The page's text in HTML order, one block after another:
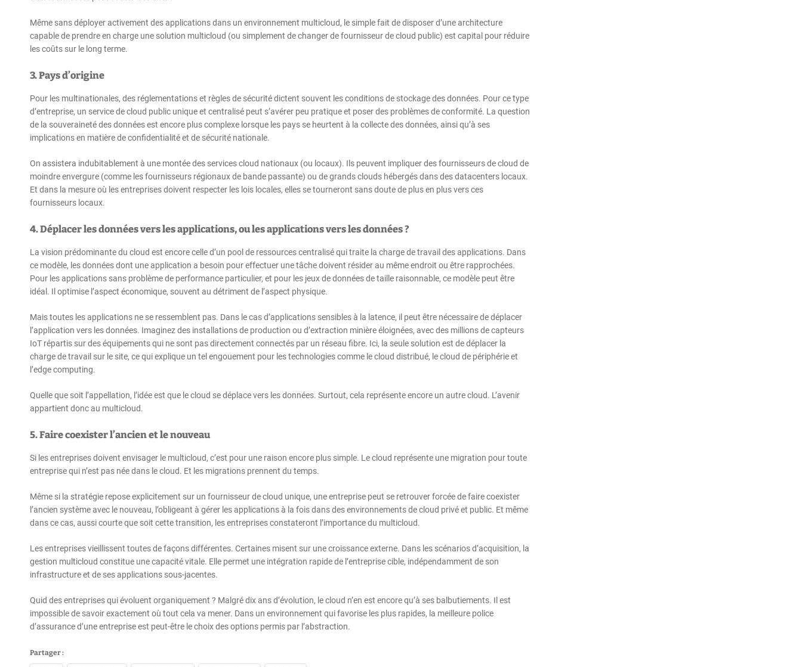
Même sans déployer activement des applications dans un environnement multicloud, le simple fait de disposer d’une architecture
capable de prendre en charge une solution multicloud (ou simplement de changer de fournisseur de cloud public) est capital pour réduire
les coûts sur le long terme.
3. Pays d’origine
Pour les multinationales, des réglementations et règles de sécurité dictent souvent les conditions de stockage des données. Pour ce type
d’entreprise, un service de cloud public unique et centralisé peut s’avérer peu pratique et poser des problèmes de conformité. La question
de la souveraineté des données est encore plus complexe lorsque les pays se heurtent à la collecte des données, ainsi qu’à ses
implications en matière de confidentialité et de sécurité nationale.
On assistera indubitablement à une montée des services cloud nationaux (ou locaux). Ils peuvent impliquer des fournisseurs de cloud de
moindre envergure (comme les fournisseurs régionaux de bande passante) ou de grands clouds hébergés dans des datacenters locaux.
Et dans la mesure où les entreprises doivent respecter les lois locales, elles se tourneront sans doute de plus en plus vers ces
fournisseurs locaux.
4. Déplacer les données vers les applications, ou les applications vers les données ?
La vision prédominante du cloud est encore celle d’un pool de ressources centralisé qui traite la charge de travail des applications. Dans
ce modèle, les données dont une application a besoin pour effectuer une tâche doivent résider au même endroit ou être rapprochées.
Pour les applications sans problème de performance particulier, et pour les jeux de données de taille raisonnable, ce modèle peut être
idéal. Il optimise l’aspect économique, souvent au détriment de l’aspect physique.
Mais toutes les applications ne se ressemblent pas. Dans le cas d’applications sensibles à la latence, il peut être nécessaire de déplacer
l’application vers les données. Imaginez des installations de production ou d’extraction minière éloignées, avec des millions de capteurs
IoT répartis sur des équipements qui ne sont pas directement connectés par un réseau fibre. Ici, la seule solution est de déplacer la
charge de travail sur le site, ce qui explique un tel engouement pour les technologies comme le cloud distribué, le cloud de périphérie et
l’edge computing.
Quelle que soit l’appellation, l’idée est que le cloud se déplace vers les données. Surtout, cela représente encore un autre cloud. L’avenir
appartient donc au multicloud.
5. Faire coexister l’ancien et le nouveau
Si les entreprises doivent envisager le multicloud, c’est pour une raison encore plus simple. Le cloud représente une migration pour toute
entreprise qui n’est pas née dans le cloud. Et les migrations prennent du temps.
Même si la stratégie repose explicitement sur un fournisseur de cloud unique, une entreprise peut se retrouver forcée de faire coexister
l’ancien système avec le nouveau, l’obligeant à gérer les applications à la fois dans des environnements de cloud privé et public. Et même
dans ce cas, aussi courte que soit cette transition, les entreprises constateront l’importance du multicloud.
Les entreprises vieillissent toutes de façons différentes. Certaines misent sur une croissance externe. Dans les scénarios d’acquisition, la
gestion multicloud constitue une capacité vitale. Elle permet une intégration rapide de l’entreprise cible, indépendamment de son
infrastructure et de ses applications sous-jacentes.
Quid des entreprises qui évoluent organiquement ? Malgré dix ans d’évolution, le cloud n’en est encore qu’à ses balbutiements. Il est
impossible de savoir exactement où tout cela va mener. Dans un environnement qui favorise les plus rapides, la meilleure police
d’assurance d’une entreprise est peut-être le choix des options permis par l’abstraction.
Partager :